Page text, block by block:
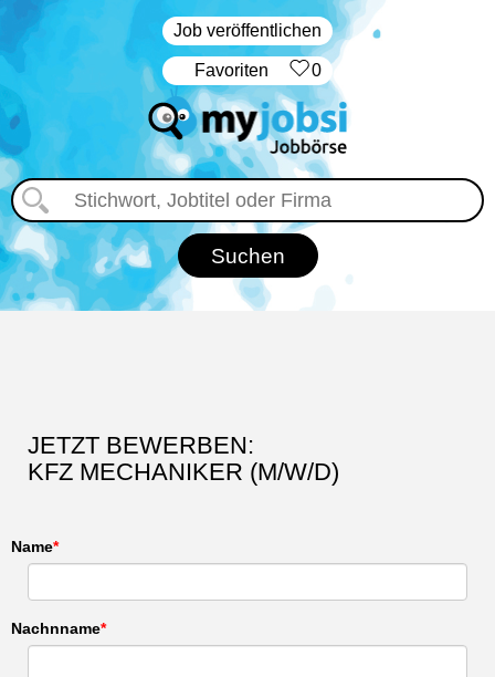
Job veröffentlichen
‏Favoriten 0
JETZT BEWERBEN:
KFZ MECHANIKER (M/W/D)
Name
Nachnname